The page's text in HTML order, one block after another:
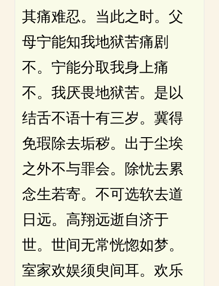
其痛难忍。当此之时。父
母宁能知我地狱苦痛剧
不。宁能分取我身上痛
不。我厌畏地狱苦。是以
结舌不语十有三岁。冀得
免瑕除去垢秽。出于尘埃
之外不与罪会。除忧去累
念生若寄。不可选软去道
日远。高翔远逝自济于
世。世间无常恍惚如梦。
室家欢娱须臾间耳。欢乐